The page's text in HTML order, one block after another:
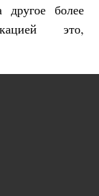
более
это,